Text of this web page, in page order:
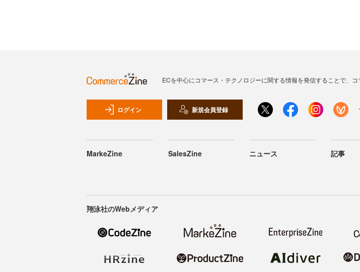
ECを中心にコマース・テクノロジーに関する情報を発信することで、コ
ログイン 新規会員登録
MarkeZine SalesZine ニュース 記事
翔泳社のWebメディア